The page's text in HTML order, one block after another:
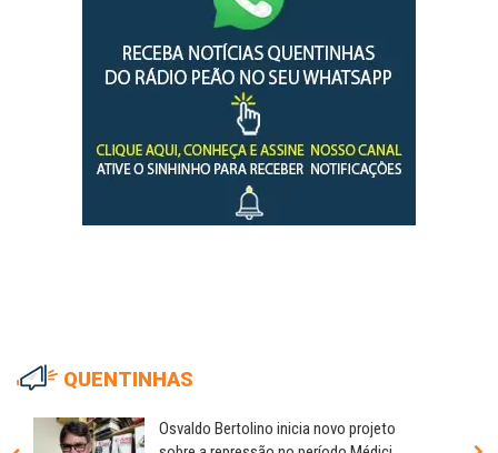
QUENTINHAS
Osvaldo Bertolino inicia novo projeto